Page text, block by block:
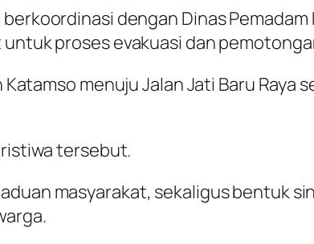
dengan Dinas Pemadam
untuk proses evakuasi dan
menuju Jalan Jati Baru Raya
tersebut.
masyarakat, sekaligus bentuk